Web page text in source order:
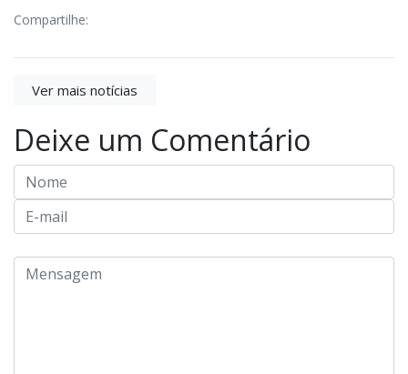
Compartilhe:
Ver mais notícias
Deixe um Comentário